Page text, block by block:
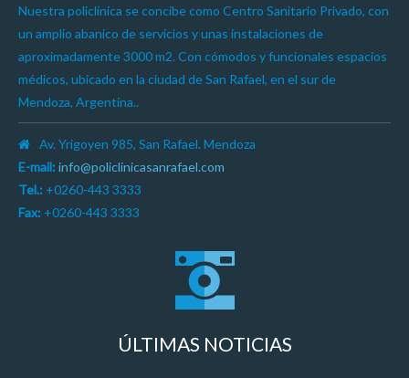
Nuestra policlínica se concibe como Centro Sanitario Privado, con
un amplio abanico de servicios y unas instalaciones de
aproximadamente 3000 m2. Con cómodos y funcionales espacios
médicos, ubicado en la ciudad de San Rafael, en el sur de
Mendoza, Argentina..
Av. Yrigoyen 985, San Rafael. Mendoza
E-mail: info@policlinicasanrafael.com
Tel.: +0260-443 3333
Fax: +0260-443 3333
ÚLTIMAS NOTICIAS